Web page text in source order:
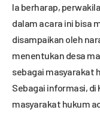
Ia berharap,
dalam acara ini bisa
disampaikan oleh
menentukan desa
sebagai masyarakat
Sebagai informasi,
masyarakat hukum